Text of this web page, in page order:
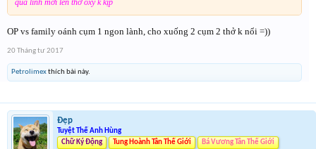
quá lính mới lên thở oxy k kịp
OP vs family oánh cụm 1 ngon lành, cho xuống 2 cụm 2 thở k nổi =))
20 Tháng tư 2017
Petrolimexthích bài này.
Đẹp
Tuyệt Thế Anh Hùng
Chữ Ký Động
Tung Hoành Tân Thế Giới Bá Vương Tân Thế Giới